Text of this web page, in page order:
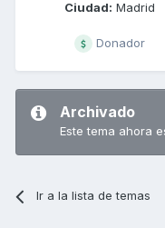
Ciudad: Madrid
Donador
Archivado
Este tema ahora
Ir a la lista de temas